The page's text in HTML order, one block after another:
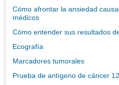
Cómo afrontar la ansiedad
médicos
Cómo entender sus resultados
Ecografía
Marcadores tumorales
Prueba de antígeno de cáncer